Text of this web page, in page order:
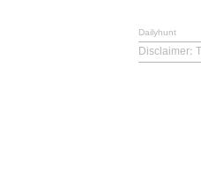
Dailyhunt
Disclaimer: